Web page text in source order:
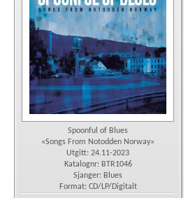
Spoonful of Blues
«Songs From Notodden Norway»
Utgitt: 24.11-2023
Katalognr: BTR1046
Sjanger: Blues
Format: CD/LP/Digitalt